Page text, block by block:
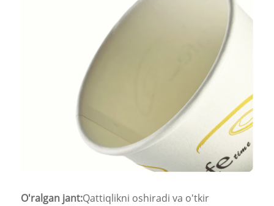
O'ralgan jant:Qattiqlikni oshiradi va o'tkir